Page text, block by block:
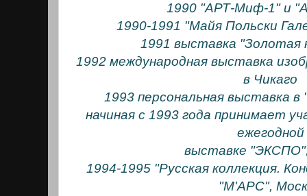
1990 "АРТ-Миф-1" и
1990-1991 "Майя Польски
1991 выставка "Золотая
1992 международная выставка
в Чикаго
1993 персональная выставка
начиная с 1993 года принимает
ежегодной
выставке
1994-1995 "Русская коллекция.
"М'АРС",